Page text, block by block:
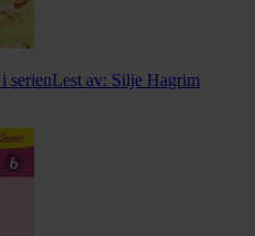
serienLest av: Silje Hagrim